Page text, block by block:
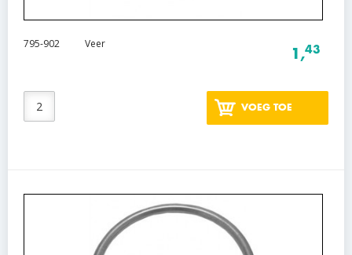
795-902 Veer
1,43
VOEG TOE